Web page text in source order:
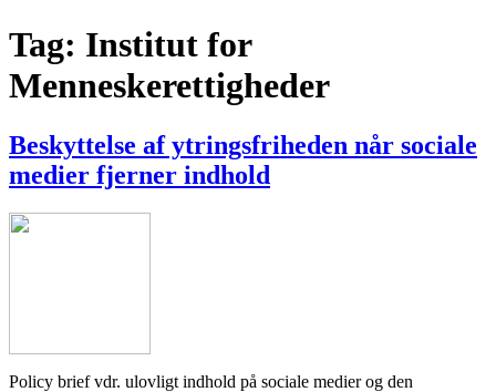
Tag: Institut for
Menneskerettigheder
Beskyttelse af ytringsfriheden når sociale
medier fjerner indhold
Policy brief vdr. ulovligt indhold på sociale medier og den